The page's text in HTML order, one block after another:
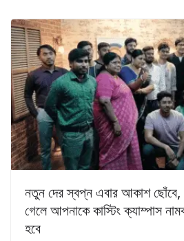
নতুন দের স্বপ্ন এবার আকাশ
গেলে আপনাকে কাস্টিং ক্যাম্পাস
হবে